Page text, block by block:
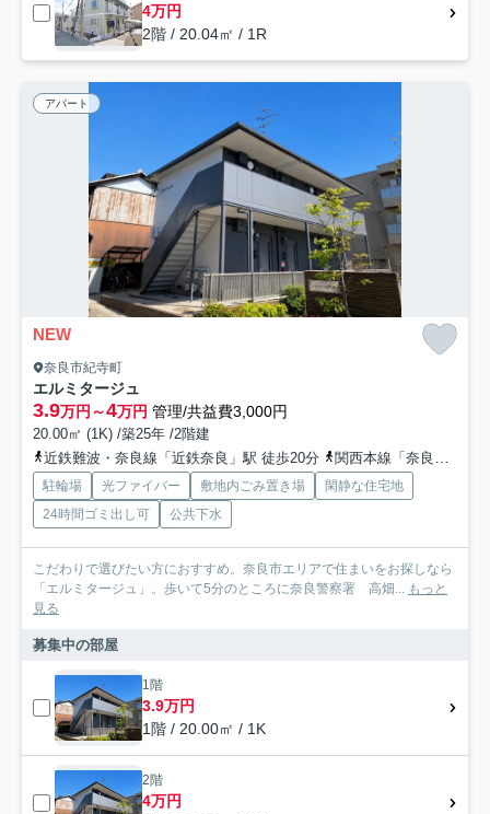
4万円
2階 / 20.04㎡ / 1R
アパート
NEW
奈良市紀寺町
エルミタージュ
3.9万円～4万円 管理/共益費3,000円
20.00㎡ (1K) /築25年 /2階建
近鉄難波・奈良線「近鉄奈良」駅 徒歩20分
関西本線「奈良」駅 徒歩25分
駐輪場 光ファイバー 敷地内ごみ置き場
閑静な住宅地
24時間ゴミ出し可
公共下水
こだわりで選びたい方におすすめ。奈良市エリアで住まいをお探しなら
「エルミタージュ」。歩いて5分のところに奈良警察署 高畑... もっと
見る
募集中の部屋
1階
3.9万円
1階 / 20.00㎡ / 1K
2階
4万円